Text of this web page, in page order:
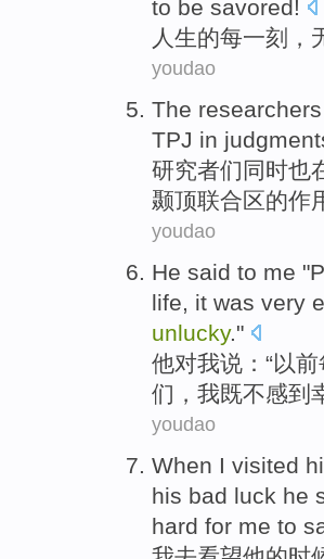
to be savored!
人生的每一刻 ，
youdao
The researchers
TPJ in
研究者们 同时也
颞顶联合区的作
youdao
He said to me "
life, it was very
unlucky."
他对我说：“以前
们，我既不感到
youdao
When I visited
his bad luck he
hard for me to